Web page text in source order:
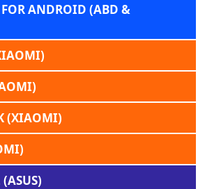
ANDROID (ABD &
(XIAOMI)